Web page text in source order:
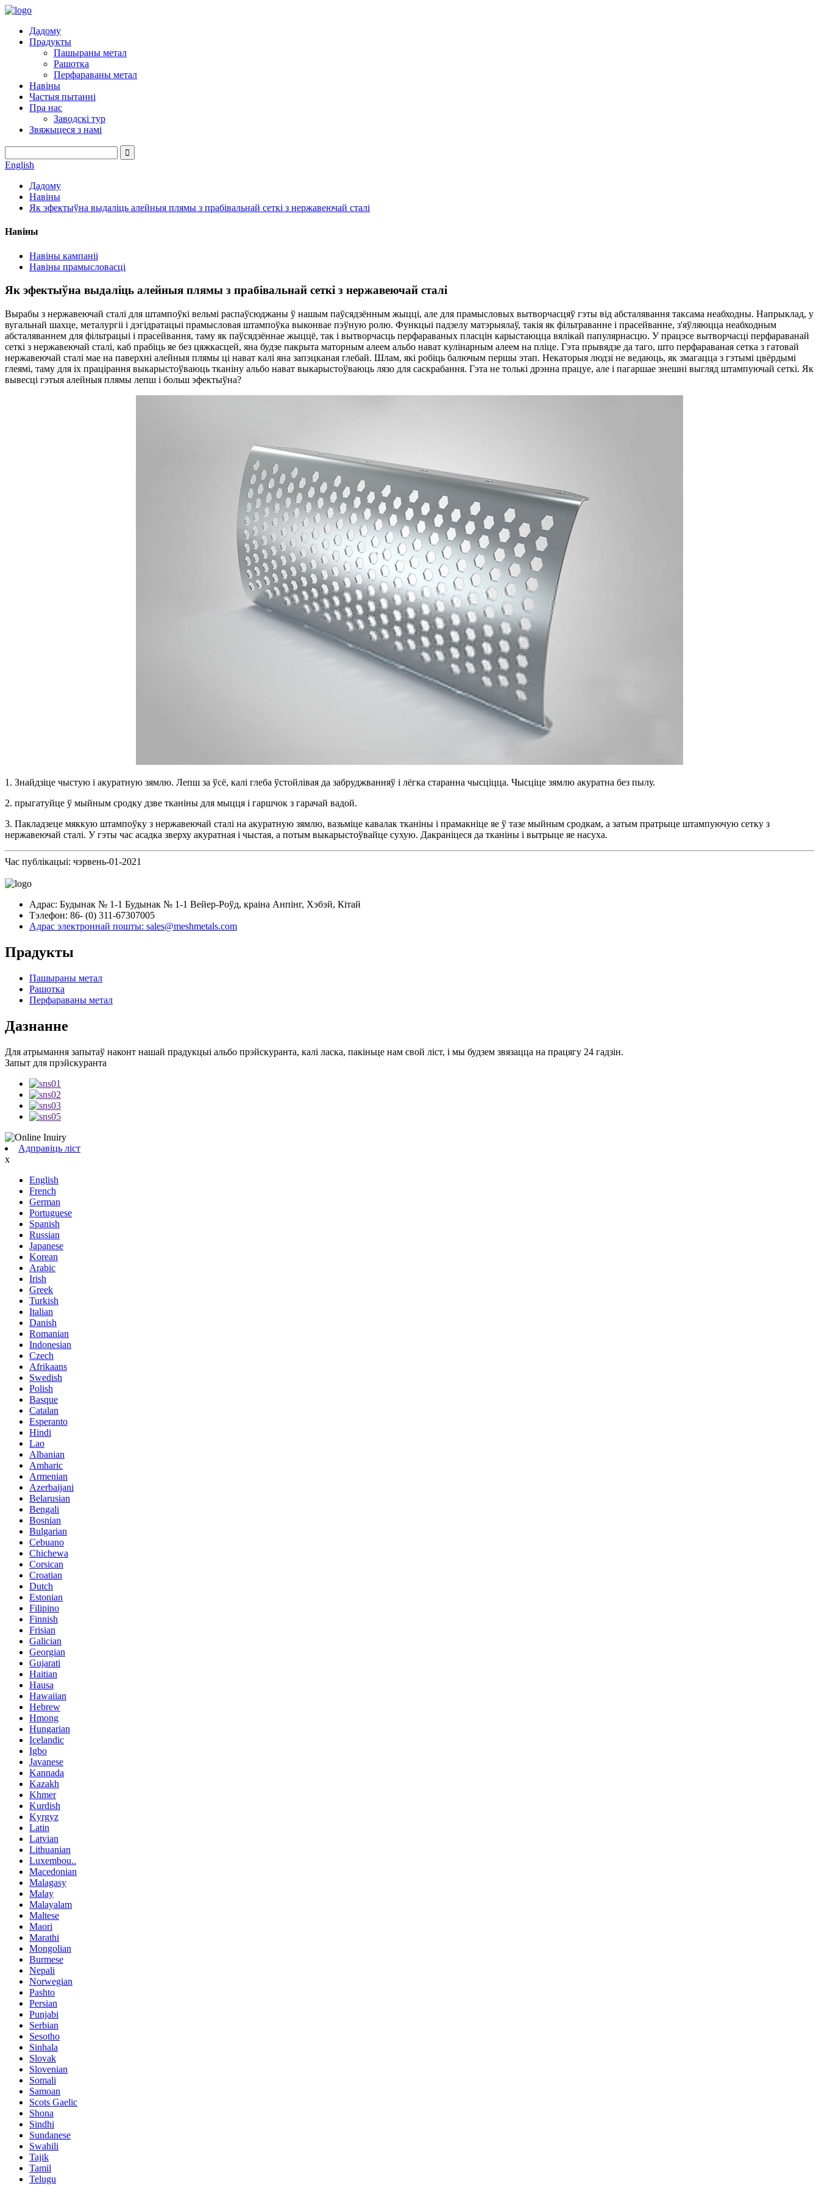
Дадому
Прадукты
Пашыраны метал
Рашотка
Перфараваны метал
Навіны
Частыя пытанні
Пра нас
Заводскі тур
Звяжыцеся з намі
English
Дадому
Навіны
Як эфектыўна выдаліць алейныя плямы з прабівальнай сеткі з нержавеючай сталі
Навіны
Навіны кампаніі
Навіны прамысловасці
Як эфектыўна выдаліць алейныя плямы з прабівальнай сеткі з нержавеючай сталі
Вырабы з нержавеючай сталі для штампоўкі вельмі распаўсюджаны ў нашым паўсядзённым жыцці, але для прамысловых вытворчасцяў гэты від абсталявання таксама неабходны. Напрыклад, у
вугальнай шахце, металургіі і дэгідратацыі прамысловая штампоўка выконвае пэўную ролю. Функцыі падзелу матэрыялаў, такія як фільтраванне і прасейванне, з'яўляюцца неабходным
абсталяваннем для фільтрацыі і прасейвання, таму як паўсядзённае жыццё, так і вытворчасць перфараваных пласцін карыстаюцца вялікай папулярнасцю. У працэсе вытворчасці перфараванай
сеткі з нержавеючай сталі, каб прабіць яе без цяжкасцей, яна будзе пакрыта маторным алеем альбо нават кулінарным алеем на пліце. Гэта прывядзе да таго, што перфараваная сетка з гатовай
нержавеючай сталі мае на паверхні алейныя плямы ці нават калі яна запэцканая глебай. Шлам, які робіць балючым першы этап. Некаторыя людзі не ведаюць, як змагацца з гэтымі цвёрдымі
глеямі, таму для іх працірання выкарыстоўваюць тканіну альбо нават выкарыстоўваюць лязо для саскрабання. Гэта не толькі дрэнна працуе, але і пагаршае знешні выгляд штампуючай сеткі. Як
вывесці гэтыя алейныя плямы лепш і больш эфектыўна?
1. Знайдзіце чыстую і акуратную зямлю. Лепш за ўсё, калі глеба ўстойлівая да забруджванняў і лёгка старанна чысціцца. Чысціце зямлю акуратна без пылу.
2. прыгатуйце ў мыйным сродку дзве тканіны для мыцця і гаршчок з гарачай вадой.
3. Пакладзеце мяккую штампоўку з нержавеючай сталі на акуратную зямлю, вазьміце кавалак тканіны і прамакніце яе ў тазе мыйным сродкам, а затым пратрыце штампуючую сетку з
нержавеючай сталі. У гэты час асадка зверху акуратная і чыстая, а потым выкарыстоўвайце сухую. Дакраніцеся да тканіны і вытрыце яе насуха.
Час публікацыі: чэрвень-01-2021
Адрас: Будынак № 1-1 Будынак № 1-1 Вейер-Роўд, краіна Анпінг, Хэбэй, Кітай
Тэлефон: 86- (0) 311-67307005
Адрас электроннай пошты: sales@meshmetals.com
Прадукты
Пашыраны метал
Рашотка
Перфараваны метал
Дазнанне
Для атрымання запытаў наконт нашай прадукцыі альбо прэйскуранта, калі ласка, пакіньце нам свой ліст, і мы будзем звязацца на працягу 24 гадзін.
Запыт для прэйскуранта
Адправіць ліст
x
English
French
German
Portuguese
Spanish
Russian
Japanese
Korean
Arabic
Irish
Greek
Turkish
Italian
Danish
Romanian
Indonesian
Czech
Afrikaans
Swedish
Polish
Basque
Catalan
Esperanto
Hindi
Lao
Albanian
Amharic
Armenian
Azerbaijani
Belarusian
Bengali
Bosnian
Bulgarian
Cebuano
Chichewa
Corsican
Croatian
Dutch
Estonian
Filipino
Finnish
Frisian
Galician
Georgian
Gujarati
Haitian
Hausa
Hawaiian
Hebrew
Hmong
Hungarian
Icelandic
Igbo
Javanese
Kannada
Kazakh
Khmer
Kurdish
Kyrgyz
Latin
Latvian
Lithuanian
Luxembou..
Macedonian
Malagasy
Malay
Malayalam
Maltese
Maori
Marathi
Mongolian
Burmese
Nepali
Norwegian
Pashto
Persian
Punjabi
Serbian
Sesotho
Sinhala
Slovak
Slovenian
Somali
Samoan
Scots Gaelic
Shona
Sindhi
Sundanese
Swahili
Tajik
Tamil
Telugu